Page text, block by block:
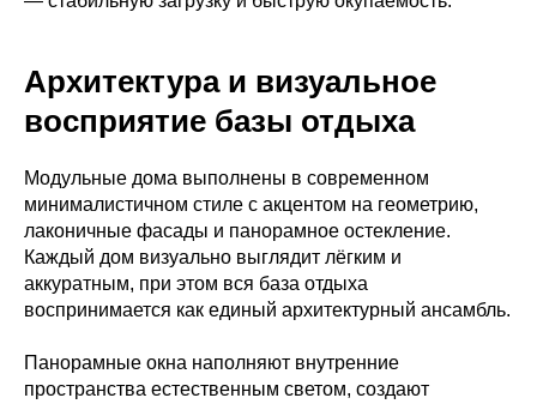
Архитектура и визуальное
восприятие базы отдыха
Модульные дома выполнены в современном
минималистичном стиле с акцентом на геометрию,
лаконичные фасады и панорамное остекление.
Каждый дом визуально выглядит лёгким и
аккуратным, при этом вся база отдыха
воспринимается как единый архитектурный ансамбль.
Панорамные окна наполняют внутренние
пространства естественным светом, создают